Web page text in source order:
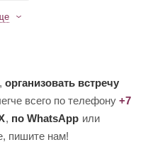
организовать встречу
всего по телефону +7
, по WhatsApp или
пишите нам!